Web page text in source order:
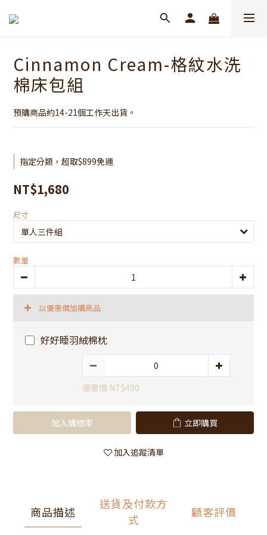
Cinnamon Cream-格紋水洗
棉床包組
預購商品約14-21個工作天出貨。
指定分類，超取$899免運
NT$1,680
尺寸
數量
以優惠價加購商品
好好睡羽絨棉枕
優惠價 NT$490
加入購物車 立即購買
加入追蹤清單
商品描述
送貨及付款方
式
顧客評價